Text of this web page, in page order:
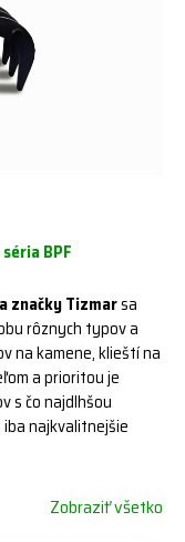
BPF
značky Tizmarsa
rôznych typov a
na kamene, klieští na
a prioritou je
s čo najdlhšou
najkvalitnejšie
Zobraziť všetko